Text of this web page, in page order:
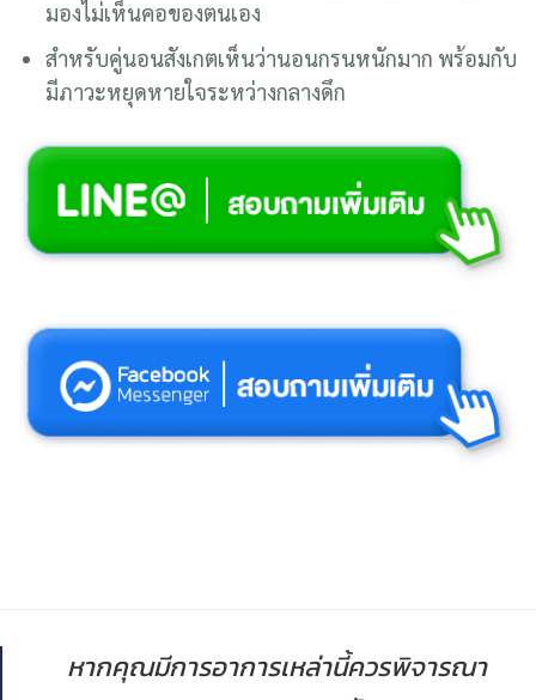
มองไม่เห็นคอของตนเอง
สำหรับคู่นอนสังเกตเห็นว่านอนกรนหนักมาก พร้อมกับ
มีภาวะหยุดหายใจระหว่างกลางดึก